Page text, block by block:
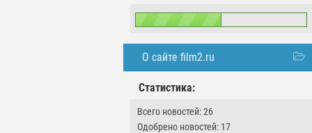
О сайте film2.ru
Статистика:
Всего новостей: 26
Одобрено новостей: 17